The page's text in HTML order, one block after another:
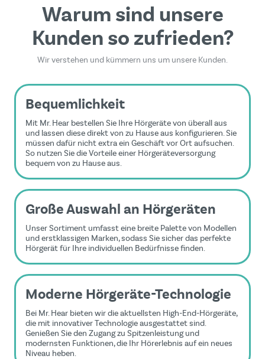
Warum sind unsere
Kunden so zufrieden?
Wir verstehen und kümmern uns um unsere Kunden.
Bequemlichkeit
Mit Mr. Hear bestellen Sie Ihre Hörgeräte von überall aus
und lassen diese direkt von zu Hause aus konfigurieren. Sie
müssen dafür nicht extra ein Geschäft vor Ort aufsuchen.
So nutzen Sie die Vorteile einer Hörgeräteversorgung
bequem von zu Hause aus.
Große Auswahl an Hörgeräten
Unser Sortiment umfasst eine breite Palette von Modellen
und erstklassigen Marken, sodass Sie sicher das perfekte
Hörgerät für Ihre individuellen Bedürfnisse finden.
Moderne Hörgeräte-Technologie
Bei Mr. Hear bieten wir die aktuellsten High-End-Hörgeräte,
die mit innovativer Technologie ausgestattet sind.
Genießen Sie den Zugang zu Spitzenleistung und
modernsten Funktionen, die Ihr Hörerlebnis auf ein neues
Niveau heben.